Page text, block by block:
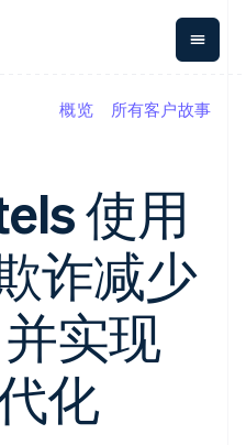
入
费
定期
增值
资金管理
企业财务
Global
Payouts
向第三方
打款
Capital
企业融资
流程
易市场
案
概览 所有客户故事
使用
诈减少
实现
化